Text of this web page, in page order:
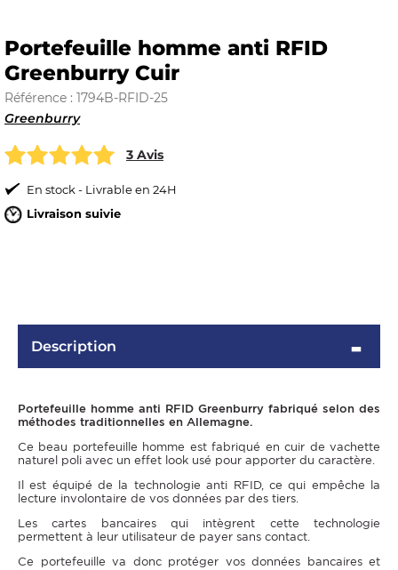
Portefeuille homme anti RFID
Greenburry Cuir
Référence : 1794B-RFID-25
Greenburry
3 Avis
En stock - Livrable en 24H
Livraison suivie
Description
Portefeuille homme anti RFID Greenburry fabriqué selon des
méthodes traditionnelles en Allemagne.
Ce beau portefeuille homme est fabriqué en cuir de vachette
naturel poli avec un effet look usé pour apporter du caractère.
Il est équipé de la technologie anti RFID, ce qui empêche la
lecture involontaire de vos données par des tiers.
Les cartes bancaires qui intègrent cette technologie
permettent à leur utilisateur de payer sans contact.
Ce portefeuille va donc protéger vos données bancaires et